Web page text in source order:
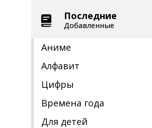
Последние
Добавленные
Аниме
Алфавит
Цифры
Времена года
Для детей